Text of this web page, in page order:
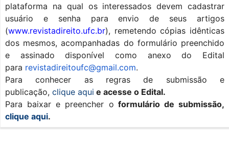
plataforma na qual os interessados devem cadastrar
usuário e senha para envio de seus artigos
(www.revistadireito.ufc.br), remetendo cópias idênticas
dos mesmos, acompanhadas do formulário preenchido
e assinado disponível como anexo do Edital
para revistadireitoufc@gmail.com.
Para conhecer as regras de submissão e
publicação, clique aqui e acesse oEdital.
Para baixar e preencher o formulário de submissão,
clique aqui.